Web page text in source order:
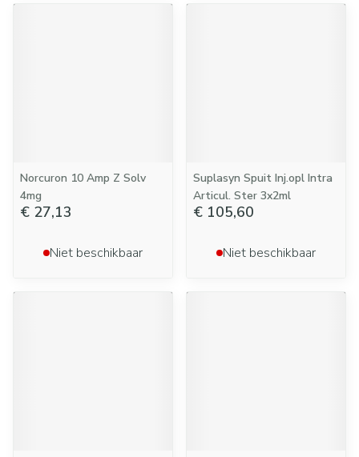
Norcuron 10 Amp Z Solv
4mg
€ 27,13
Niet beschikbaar
Suplasyn Spuit Inj.opl Intra
Articul. Ster 3x2ml
€ 105,60
Niet beschikbaar